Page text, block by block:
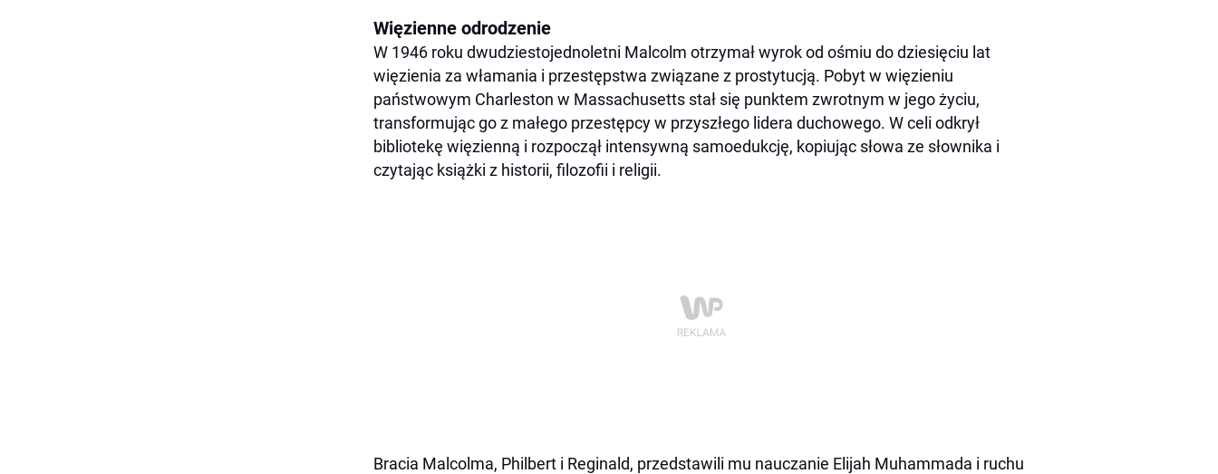
Więzienne odrodzenie
W 1946 roku dwudziestojednoletni Malcolm otrzymał wyrok od ośmiu do dziesięciu lat
więzienia za włamania i przestępstwa związane z prostytucją. Pobyt w więzieniu
państwowym Charleston w Massachusetts stał się punktem zwrotnym w jego życiu,
transformując go z małego przestępcy w przyszłego lidera duchowego. W celi odkrył
bibliotekę więzienną i rozpoczął intensywną samoedukcję, kopiując słowa ze słownika i
czytając książki z historii, filozofii i religii.
Bracia Malcolma, Philbert i Reginald, przedstawili mu nauczanie Elijah Muhammada i ruchu